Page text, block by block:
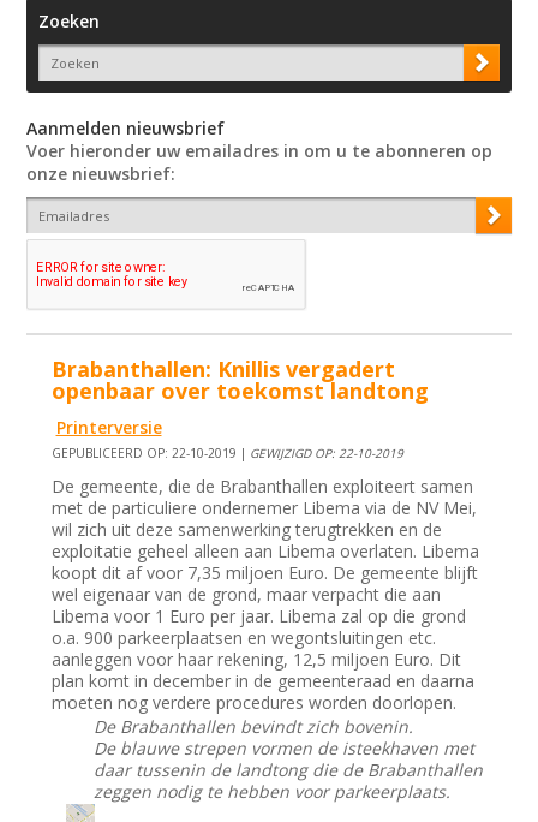
Zoeken
Aanmelden nieuwsbrief
Voer hieronder uw emailadres in om u te abonneren op
onze nieuwsbrief:
Brabanthallen: Knillis vergadert
openbaar over toekomst landtong
Printerversie
GEPUBLICEERD OP: 22-10-2019 | GEWIJZIGD OP: 22-10-2019
De gemeente, die de Brabanthallen exploiteert samen
met de particuliere ondernemer Libema via de NV Mei,
wil zich uit deze samenwerking terugtrekken en de
exploitatie geheel alleen aan Libema overlaten. Libema
koopt dit af voor 7,35 miljoen Euro. De gemeente blijft
wel eigenaar van de grond, maar verpacht die aan
Libema voor 1 Euro per jaar. Libema zal op die grond
o.a. 900 parkeerplaatsen en wegontsluitingen etc.
aanleggen voor haar rekening, 12,5 miljoen Euro. Dit
plan komt in december in de gemeenteraad en daarna
moeten nog verdere procedures worden doorlopen.
De Brabanthallen bevindt zich bovenin.
De blauwe strepen vormen de isteekhaven met
daar tussenin de landtong die de Brabanthallen
zeggen nodig te hebben voor parkeerplaats.